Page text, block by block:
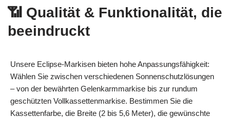
📶 Qualität & Funktionalität, die
beeindruckt
Unsere Eclipse-Markisen bieten hohe Anpassungsfähigkeit:
Wählen Sie zwischen verschiedenen Sonnenschutzlösungen
– von der bewährten Gelenkarmmarkise bis zur rundum
geschützten Vollkassettenmarkise. Bestimmen Sie die
Kassettenfarbe, die Breite (2 bis 5,6 Meter), die gewünschte